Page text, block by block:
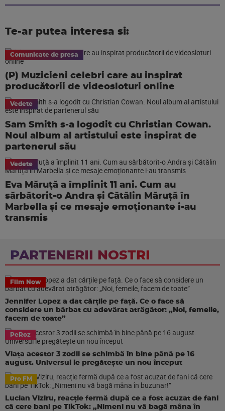
Te-ar putea interesa si:
Comunicate de presa
(P) Muzicieni celebri care au inspirat
producătorii de videosloturi online
Vedete
Sam Smith s-a logodit cu Christian Cowan.
Noul album al artistului este inspirat de
partenerul său
Vedete
Eva Măruță a împlinit 11 ani. Cum au
sărbătorit-o Andra și Cătălin Măruță în
Marbella și ce mesaje emoționante i-au
transmis
PARTENERII NOSTRI
Film Now
Jennifer Lopez a dat cărțile pe față. Ce o face să
considere un bărbat cu adevărat atrăgător: „Noi, femeile,
facem de toate”
PeRoz
Viața acestor 3 zodii se schimbă în bine până pe 16
august. Universul le pregătește un nou început
Pro FM
Lucian Viziru, reacție fermă după ce a fost acuzat de fani
că cere bani pe TikTok: „Nimeni nu vă bagă mâna în